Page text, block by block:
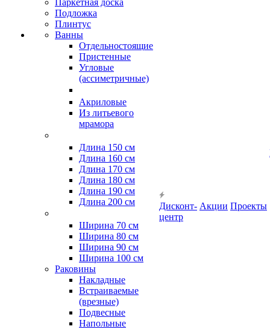
Паркетная доска
Подложка
Плинтус
Ванны
Отдельностоящие
Пристенные
Угловые
(ассиметричные)
Акриловые
Из литьевого
мрамора
Длина 150 см
Длина 160 см
Длина 170 см
Длина 180 см
Длина 190 см
Длина 200 см
Ширина 70 см
Ширина 80 см
Ширина 90 см
Ширина 100 см
Раковины
Накладные
Встраиваемые
(врезные)
Подвесные
Напольные
Дисконт-
центр
Акции Проекты